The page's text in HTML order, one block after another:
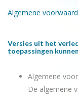
Algemene
Versies uit het
toepassingen
Algemene
De algemene